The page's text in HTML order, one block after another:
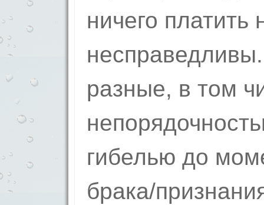
ничего
разные, в том
гибелью до
брака/